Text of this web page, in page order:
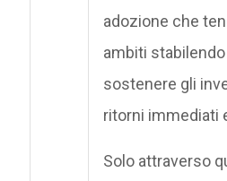
adozione che
ambiti
sostenere gli
ritorni immediati
Solo attraverso